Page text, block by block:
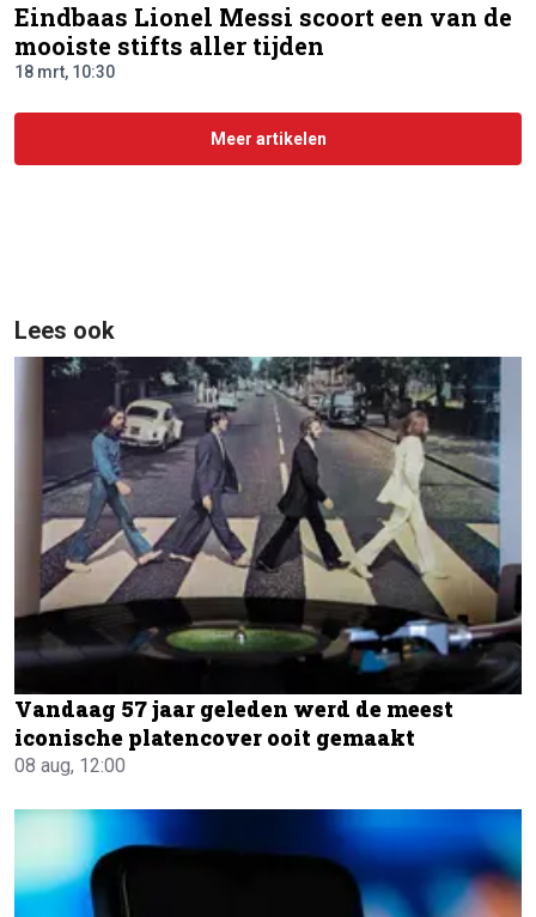
Eindbaas Lionel Messi scoort een van de
mooiste stifts aller tijden
18 mrt, 10:30
Meer artikelen
Lees ook
Vandaag 57 jaar geleden werd de meest
iconische platencover ooit gemaakt
08 aug, 12:00